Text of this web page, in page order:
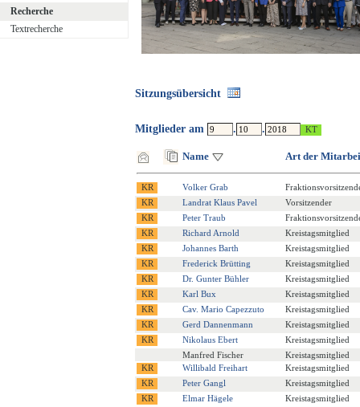
Recherche
Textrecherche
Sitzungsübersicht
Mitglieder am . .
Name Art der
Volker Grab
Landrat Klaus Pavel
Vorsitzender
Peter Traub
Richard Arnold
Kreistagsmitglied
Johannes Barth
Kreistagsmitglied
Frederick Brütting
Kreistagsmitglied
Dr. Gunter Bühler
Kreistagsmitglied
Karl Bux
Kreistagsmitglied
Cav. Mario Capezzuto
Kreistagsmitglied
Gerd Dannenmann
Kreistagsmitglied
Nikolaus Ebert
Kreistagsmitglied
Manfred Fischer
Kreistagsmitglied
Willibald Freihart
Kreistagsmitglied
Peter Gangl
Kreistagsmitglied
Elmar Hägele
Kreistagsmitglied